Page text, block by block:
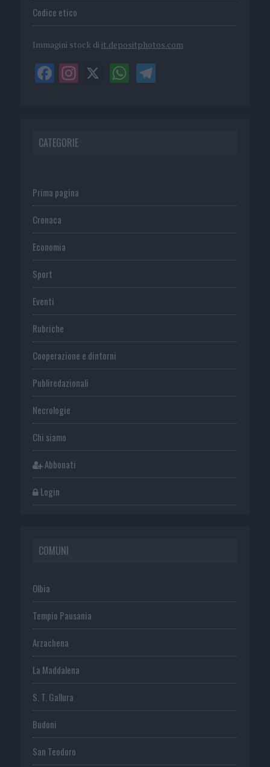
Codice etico
Immagini stock di it.depositphotos.com
CATEGORIE
Prima pagina
Cronaca
Economia
Sport
Eventi
Rubriche
Cooperazione e dintorni
Publiredazionali
Necrologie
Chi siamo
Abbonati
Login
COMUNI
Olbia
Tempio Pausania
Arzachena
La Maddalena
S. T. Gallura
Budoni
San Teodoro